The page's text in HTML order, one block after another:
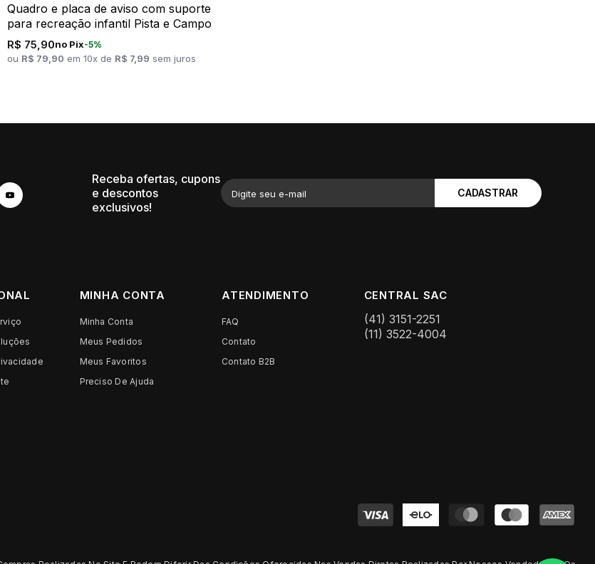
Quadro e placa de aviso com suporte
para recreação infantil Pista e Campo
R$ 75,90no Pix-5%
ou R$ 79,90 em 10x de R$ 7,99 sem juros
Receba ofertas, cupons
e descontos
exclusivos!
Digite seu e-mail CADASTRAR
MINHA CONTA
Minha Conta
Meus Pedidos
Meus Favoritos
Preciso De Ajuda
ATENDIMENTO
FAQ
Contato
Contato B2B
CENTRAL SAC
(41) 3151-2251
(11) 3522-4004
Formas
de